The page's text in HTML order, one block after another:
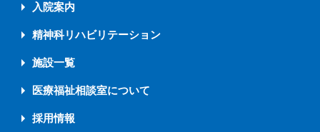
入院案内
精神科リハビリテーション
施設一覧
医療福祉相談室について
採用情報